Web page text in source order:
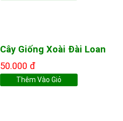
Cây Giống Xoài Đài Loan
50.000 đ
Thêm Vào Giỏ